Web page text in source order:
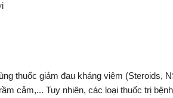
thuốc giảm đau kháng viêm (Steroids,
cảm,... Tuy nhiên, các loại thuốc trị